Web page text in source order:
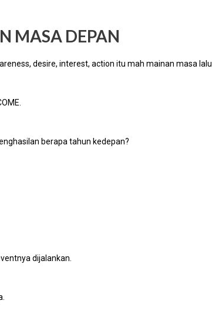
MASA DEPAN
desire, interest, action itu mah mainan masa lalu.
berapa tahun kedepan?
dijalankan.